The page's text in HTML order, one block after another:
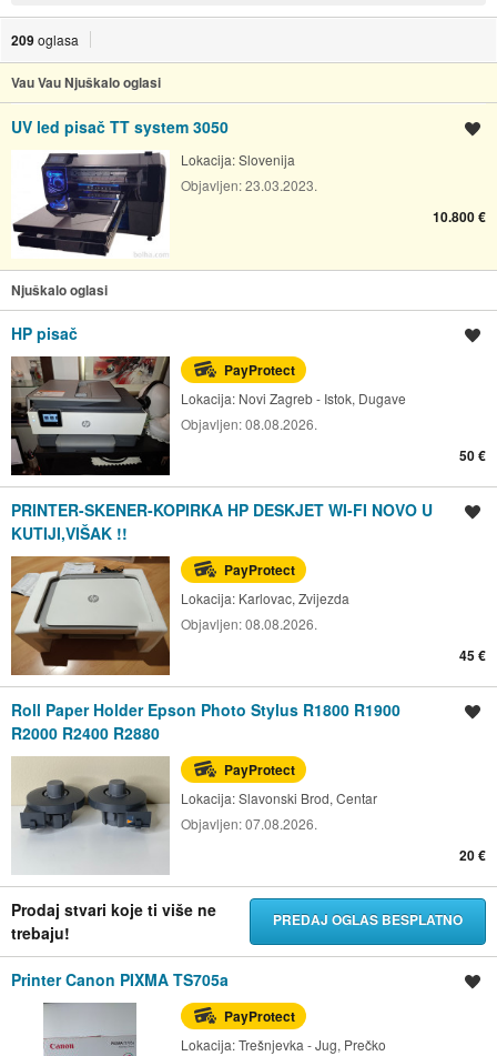
209oglasa
Vau Vau Njuškalo oglasi
UV led pisač TT system 3050
Lokacija:Slovenija
Objavljen:23.03.2023.
10.800 €
Njuškalo oglasi
HP pisač
PayProtect
Lokacija: Novi Zagreb - Istok, Dugave
Objavljen:08.08.2026.
50 €
PRINTER-SKENER-KOPIRKA HP DESKJET WI-FI NOVO U
KUTIJI,VIŠAK !!
PayProtect
Lokacija: Karlovac, Zvijezda
Objavljen:08.08.2026.
45 €
Roll Paper Holder Epson Photo Stylus R1800 R1900
R2000 R2400 R2880
PayProtect
Lokacija:Slavonski Brod, Centar
Objavljen:07.08.2026.
20 €
Prodaj stvari koje ti više ne
trebaju!
PREDAJ OGLAS BESPLATNO
Printer Canon PIXMA TS705a
PayProtect
Lokacija:Trešnjevka - Jug, Prečko